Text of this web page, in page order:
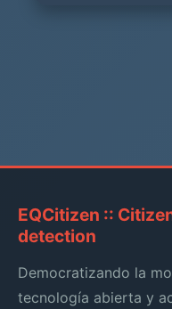
EQCitizen ::
detection
Democratizando la
tecnología abierta y